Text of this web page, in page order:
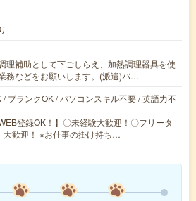
理補助として下ごしらえ、加熱調理器具を使
務などをお願いします。(派遣)バ…
/ ブランクOK / パソコンスキル不要 / 英語力不
登録OK！】〇未経験大歓迎！〇フリータ
歓迎！ ※お仕事の掛け持ち…